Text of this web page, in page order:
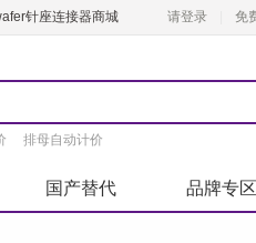
针座连接器商城 请登录 免
排母自动计价
国产替代 品牌专区